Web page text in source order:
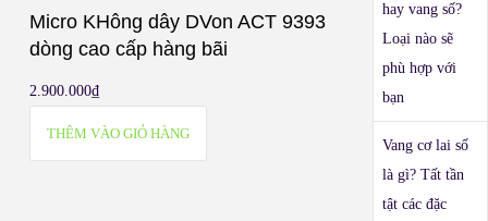
Micro KHông dây DVon ACT 9393
dòng cao cấp hàng bãi
2.900.000₫
THÊM VÀO GIỎ HÀNG
hay vang số?
Loại nào sẽ
phù hợp với
bạn
Vang cơ lai số
là gì? Tất tần
tật các đặc